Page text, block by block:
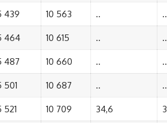
439 10 563 .. ..
464 10 615 .. ..
487 10 660 .. ..
501 10 687 .. ..
521 10 709 34,6